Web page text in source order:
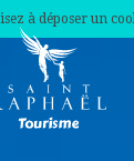
à déposer un